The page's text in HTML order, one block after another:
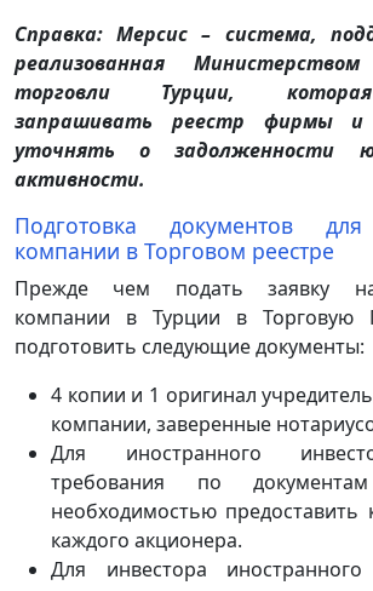
Справка: Мерсис – система,
реализованная
торговли Турции,
запрашивать реестр фирмы и
уточнять о задолженности
активности.
Подготовка документов для
компании в Торговом реестре
Прежде чем подать заявку
компании в Турции в Торговую
подготовить следующие документы:
4 копии и 1 оригинал
компании, заверенные
Для иностранного
требования по
необходимостью предоставить
каждого акционера.
Для инвестора иностранного